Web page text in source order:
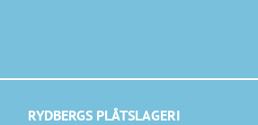
RYDBERGS PLÅTSLAGERI